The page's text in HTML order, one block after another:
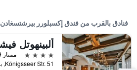
فنادق بالقرب من فندق إكسبلورر بيرشتسغادن
4 نجوم
ممتاز 8.9